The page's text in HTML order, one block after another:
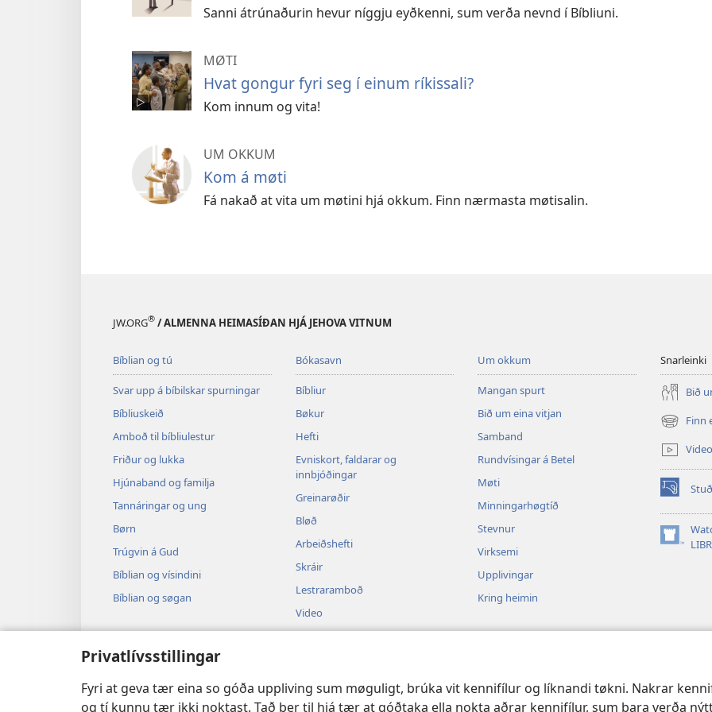
Privatlívsstillingar
Fyri at geva tær eina so góða uppliving sum møguligt, brúka vit kennifílur og líknandi tøkni. Nakrar
og tí kunnu tær ikki noktast. Tað ber til hjá tær at góðtaka ella nokta aðrar kennifílur, sum bara verða
Sanni átrúnaðurin hevur níggju eyðkenni, sum verða nevnd í Bíbliuni.
MØTI
Hvat gongur fyri seg í einum ríkissali?
Kom innum og vita!
UM OKKUM
Kom á møti
Fá nakað at vita um møtini hjá okkum. Finn nærmasta møtisalin.
JW.ORG® / ALMENNA HEIMASÍÐAN HJÁ JEHOVA VITNUM
Bíblian og tú
Svar upp á bíbilskar spurningar
Bíbliuskeið
Amboð til bíbliulestur
Friður og lukka
Hjúnaband og familja
Tannáringar og ung
Børn
Trúgvin á Gud
Bíblian og vísindini
Bíblian og søgan
Bókasavn
Bíbliur
Bøkur
Hefti
Evniskort, faldarar og
innbjóðingar
Greinarøðir
Bløð
Arbeiðshefti
Skráir
Lestraramboð
Video
Tónleikur
Livandi bíbliulesing
Um okkum
Mangan spurt
Bið um eina vitjan
Samband
Rundvísingar á Betel
Møti
Minningarhøgtíð
Stevnur
Virksemi
Upplivingar
Kring heimin
Snarleinki
Bið
Finn
(opens
new
window)
Video
(opens
new
window)
(opens